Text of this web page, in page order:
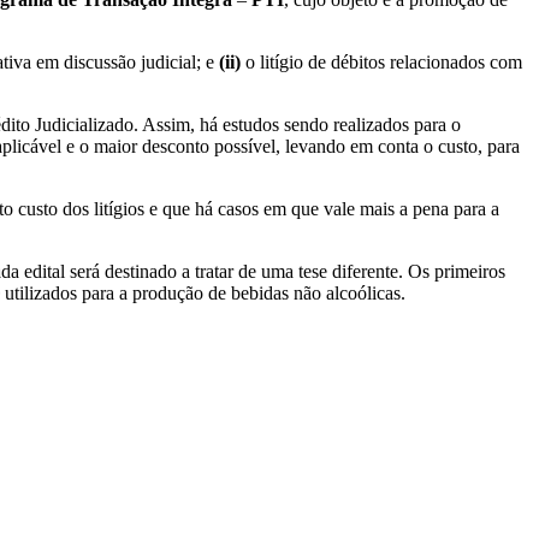
em discussão judicial; e (ii) o litígio de débitos relacionados com
Judicializado. Assim, há estudos sendo realizados para o
e o maior desconto possível, levando em conta o custo, para
custo dos litígios e que há casos em que vale mais a pena para a
edital será destinado a tratar de uma tese diferente. Os primeiros
para a produção de bebidas não alcoólicas.